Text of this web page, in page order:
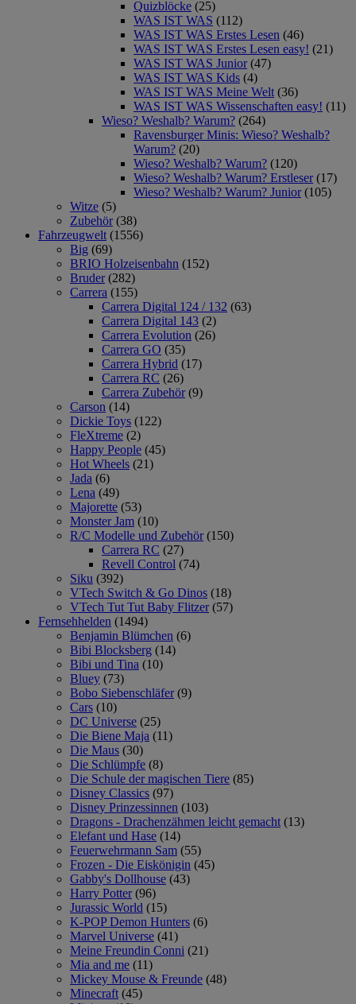
Quizblöcke (25)
WAS IST WAS (112)
WAS IST WAS Erstes Lesen (46)
WAS IST WAS Erstes Lesen easy! (21)
WAS IST WAS Junior (47)
WAS IST WAS Kids (4)
WAS IST WAS Meine Welt (36)
WAS IST WAS Wissenschaften easy! (11)
Wieso? Weshalb? Warum? (264)
Ravensburger Minis: Wieso? Weshalb?
Warum? (20)
Wieso? Weshalb? Warum? (120)
Wieso? Weshalb? Warum? Erstleser (17)
Wieso? Weshalb? Warum? Junior (105)
Witze (5)
Zubehör (38)
Fahrzeugwelt (1556)
Big (69)
BRIO Holzeisenbahn (152)
Bruder (282)
Carrera (155)
Carrera Digital 124 / 132 (63)
Carrera Digital 143 (2)
Carrera Evolution (26)
Carrera GO (35)
Carrera Hybrid (17)
Carrera RC (26)
Carrera Zubehör (9)
Carson (14)
Dickie Toys (122)
FleXtreme (2)
Happy People (45)
Hot Wheels (21)
Jada (6)
Lena (49)
Majorette (53)
Monster Jam (10)
R/C Modelle und Zubehör (150)
Carrera RC (27)
Revell Control (74)
Siku (392)
VTech Switch & Go Dinos (18)
VTech Tut Tut Baby Flitzer (57)
Fernsehhelden (1494)
Benjamin Blümchen (6)
Bibi Blocksberg (14)
Bibi und Tina (10)
Bluey (73)
Bobo Siebenschläfer (9)
Cars (10)
DC Universe (25)
Die Biene Maja (11)
Die Maus (30)
Die Schlümpfe (8)
Die Schule der magischen Tiere (85)
Disney Classics (97)
Disney Prinzessinnen (103)
Dragons - Drachenzähmen leicht gemacht (13)
Elefant und Hase (14)
Feuerwehrmann Sam (55)
Frozen - Die Eiskönigin (45)
Gabby's Dollhouse (43)
Harry Potter (96)
Jurassic World (15)
K-POP Demon Hunters (6)
Marvel Universe (41)
Meine Freundin Conni (21)
Mia and me (11)
Mickey Mouse & Freunde (48)
Minecraft (45)